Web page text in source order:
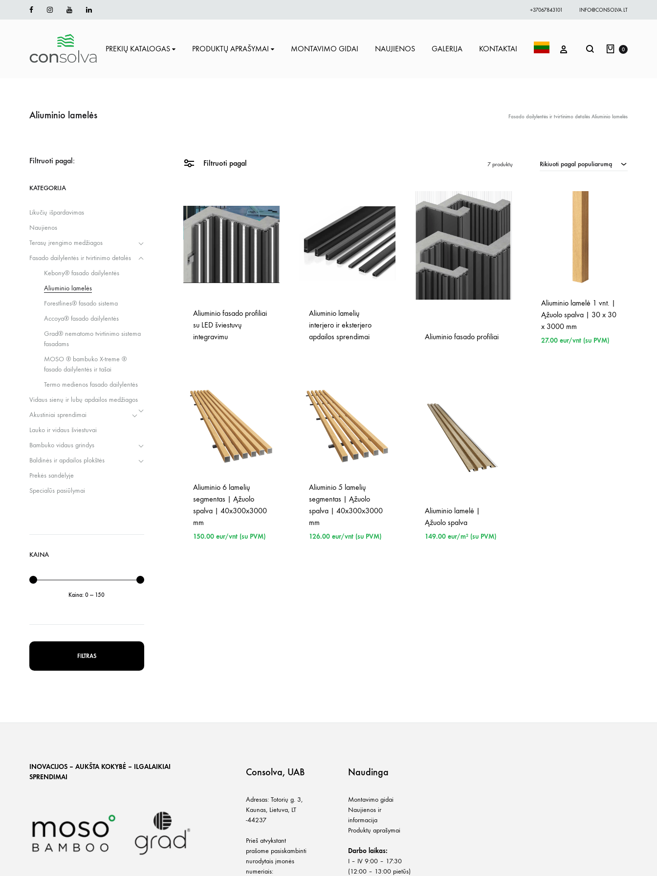
FacebookInstagramYoutubeLinkedin +37067843101 INFO@CONSOLVA.LT
fasado
vidaus
apdailai
PREKIŲ KATALOGAS PRODUKTŲ APRAŠYMAI MONTAVIMO GIDAI NAUJIENOS GALERIJA KONTAKTAI PRISIJUNGTI
Paieška Krepšelis
0
Aliuminio lamelės Fasado dailylentės ir tvirtinimo detalės Aliuminio lamelės
Filtruoti pagal Rikiuoti pagal populiarumą
7 produktų
Aliuminio fasado profiliai
su LED šviestuvų
integravimu
Aliuminio lamelių
interjero ir eksterjero
apdailos sprendimai
Aliuminio fasado profiliai
Aliuminio lamelė 1 vnt. |
Ąžuolo spalva | 30 x 30
x 3000 mm
27.00 eur/vnt (su PVM)
Aliuminio 6 lamelių
segmentas | Ąžuolo
spalva | 40x300x3000
mm
150.00 eur/vnt (su PVM)
Aliuminio 5 lamelių
segmentas | Ąžuolo
spalva | 40x300x3000
mm
126.00 eur/vnt (su PVM)
Aliuminio lamelė |
Ąžuolo spalva
149.00 eur/m² (su PVM)
Filtruoti pagal:
KATEGORIJA
Likučių išpardavimas
Naujienos
Terasų įrengimo medžiagos
Fasado dailylentės ir tvirtinimo detalės
Kebony® fasado dailylentės
Aliuminio lamelės
Forestlines® fasado sistema
Accoya® fasado dailylentės
Grad® nematomo tvirtinimo sistema
fasadams
MOSO ® bambuko X-treme ®
fasado dailylentės ir tašai
Termo medienos fasado dailylentės
Vidaus sienų ir lubų apdailos medžiagos
Akustiniai sprendimai
Lauko ir vidaus šviestuvai
Bambuko vidaus grindys
Baldinės ir apdailos plokštės
Prekės sandėlyje
Specialūs pasiūlymai
KAINA
Kaina:0 — 150
FILTRAS
INOVACIJOS – AUKŠTA KOKYBĖ – ILGALAIKIAI
SPRENDIMAI
Consolva, UAB
Adresas: Totorių g. 3,
Kaunas, Lietuva, LT
-44237
Prieš atvykstant
prašome pasiskambinti
nurodytais įmonės
numeriais:
Naudinga
Montavimo gidai
Naujienos ir
informacija
Produktų aprašymai
Darbo laikas:
I – IV 9:00 – 17:30
(12:00 – 13:00 pietūs)